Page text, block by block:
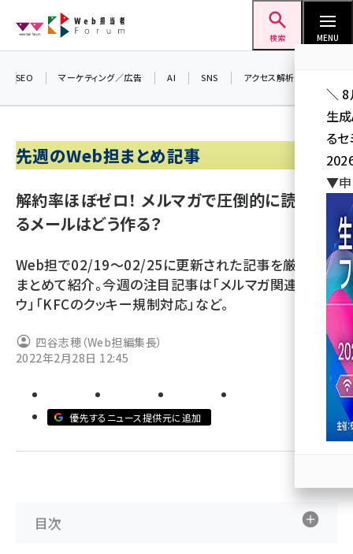
ン
検索 MENU
ai (2811)
youtube (2439)
note (2315)
セミナー (2308)
meo (1277)
SEO マーケティング／広告 AI SNS アクセス解析／データ分析
先週のWeb担まとめ記事
解約率ほぼゼロ！ メルマガで圧倒的に読まれ
るメールはどう作る？
Web担で02/19～02/25に更新された記事を厳選して
まとめて紹介。今週の注目記事は「メルマガ関連ノウハ
ウ」「KFCのクッキー規制対応」など。
四谷志穂（Web担編集長）
2022年2月28日 12:45
優先するニュース提供元に追加
目次
＼ 8
生
る
▼申